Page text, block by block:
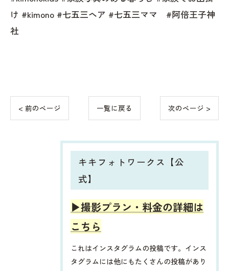
け #kimono #七五三ヘア #七五三ママ #阿倍王子神
社
< 前のページ 一覧に戻る 次のページ >
キキフォトワークス【公
式】
▶︎撮影プラン・料金の詳細は
こちら
これはインスタグラムの投稿です。インス
タグラムには他にもたくさんの投稿があり